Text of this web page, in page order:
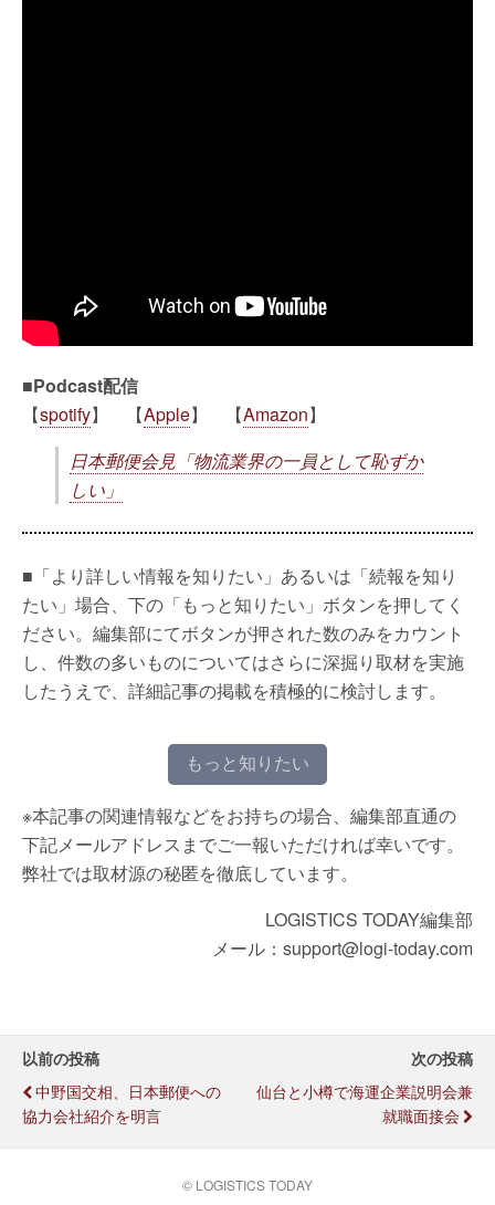
■Podcast配信
【spotify】 【Apple】 【Amazon】
日本郵便会見「物流業界の一員として恥ずか
しい」
■「より詳しい情報を知りたい」あるいは「続報を知り
たい」場合、下の「もっと知りたい」ボタンを押してく
ださい。編集部にてボタンが押された数のみをカウント
し、件数の多いものについてはさらに深掘り取材を実施
したうえで、詳細記事の掲載を積極的に検討します。
もっと知りたい
※本記事の関連情報などをお持ちの場合、編集部直通の
下記メールアドレスまでご一報いただければ幸いです。
弊社では取材源の秘匿を徹底しています。
LOGISTICS TODAY編集部
メール：support@logi-today.com
以前の投稿
中野国交相、日本郵便への
協力会社紹介を明言
次の投稿
仙台と小樽で海運企業説明会兼
就職面接会
© LOGISTICS TODAY